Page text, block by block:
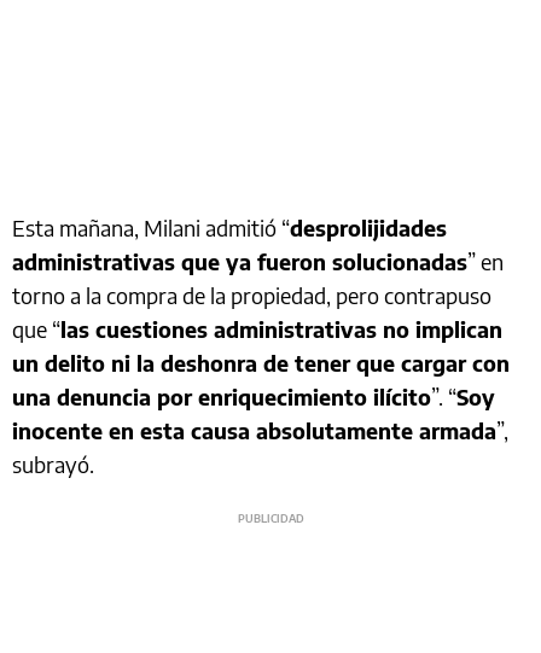
Esta mañana, Milani admitió “desprolijidades
administrativas que ya fueron solucionadas” en
torno a la compra de la propiedad, pero contrapuso
que “las cuestiones administrativas no implican
un delito ni la deshonra de tener que cargar con
una denuncia por enriquecimiento ilícito”. “Soy
inocente en esta causa absolutamente armada”,
subrayó.